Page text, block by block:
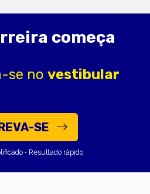
começa
se no vestibular
SE
• Resultado rápido